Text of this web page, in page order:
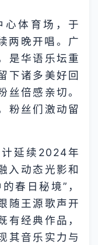
心体育场，于
晚开唱。广
是华语乐坛重
下诸多美好回
丝倍感亲切。
粉丝们激动留
延续2024年
入动态光影和
春日秘境”，
随王源歌声开
有经典作品，
其音乐实力与